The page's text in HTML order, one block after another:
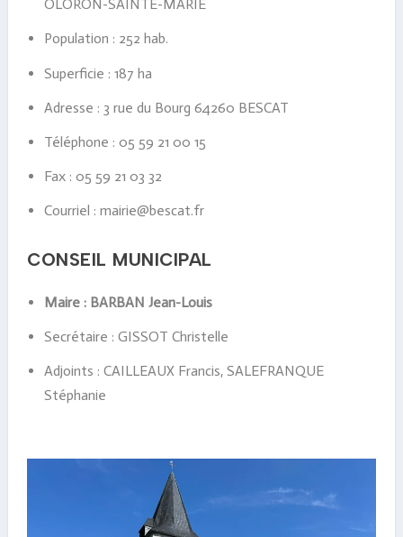
OLORON-SAINTE-MARIE
Population : 252 hab.
Superficie : 187 ha
Adresse : 3 rue du Bourg 64260 BESCAT
Téléphone : 05 59 21 00 15
Fax : 05 59 21 03 32
Courriel : mairie@bescat.fr
CONSEIL MUNICIPAL
Maire : BARBAN Jean-Louis
Secrétaire : GISSOT Christelle
Adjoints : CAILLEAUX Francis, SALEFRANQUE
Stéphanie